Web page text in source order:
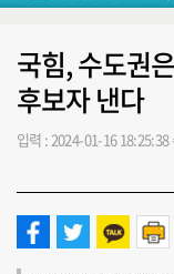
국힘, 수도권
후보자 낸다
입력 : 2024-01-16 18:25:38